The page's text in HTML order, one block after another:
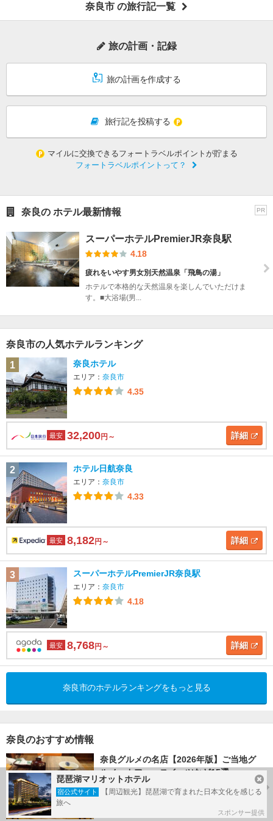
奈良市 の旅行記一覧
旅の計画・記録
旅の計画を作成する
旅行記を投稿する
マイルに交換できるフォートラベルポイントが貯まる
フォートラベルポイントって？
PR
奈良の ホテル最新情報
スーパーホテルPremierJR奈良駅
4.18
疲れをいやす男女別天然温泉「飛鳥の湯」
ホテルで本格的な天然温泉を楽しんでいただけま
す。■大浴場(男...
奈良市の人気ホテルランキング
1
奈良ホテル
エリア： 奈良市
4.35
最安 32,200円～ 詳細
2 ホテル日航奈良
エリア： 奈良市
4.33
最安 8,182円～ 詳細
3 スーパーホテルPremierJR奈良駅
エリア： 奈良市
4.18
最安 8,768円～ 詳細
奈良市のホテルランキングをもっと見る
奈良のおすすめ情報
奈良グルメの名店【2026年版】ご当地グ
ルメ、カフェ、スイーツなど15選
トラベルマガジン
琵琶湖マリオットホテル
宿公式サイト
【周辺観光】琵琶湖で育まれた日本文化を感じる
旅へ
スポンサー提供